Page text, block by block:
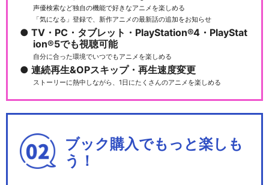
声優検索など独自の機能で好きなアニメを楽しめる
「気になる」登録で、新作アニメの最新話の追加をお知らせ
TV・PC・タブレット・PlayStation®4・PlayStat
ion®5でも視聴可能
自分に合った環境でいつでもアニメを楽しめる
連続再生&OPスキップ・再生速度変更
ストーリーに熱中しながら、1日にたくさんのアニメを楽しめる
ブック購入でもっと楽しも
う！